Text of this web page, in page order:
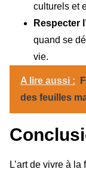
culturels et
Respecter
quand se
vie.
A lire aussi :
des feuilles
L’art de vivre à